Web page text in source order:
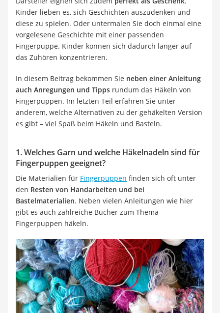
Kinder lieben es, sich Geschichten auszudenken und
diese zu spielen. Oder untermalen Sie doch einmal eine
vorgelesene Geschichte mit einer passenden
Fingerpuppe. Kinder können sich dadurch länger auf
das Zuhören konzentrieren.
In diesem Beitrag bekommen Sie neben einer Anleitung
auch Anregungen und Tipps rundum das Häkeln von
Fingerpuppen. Im letzten Teil erfahren Sie unter
anderem, welche Alternativen zu der gehäkelten Version
es gibt – viel Spaß beim Häkeln und Basteln.
1. Welches Garn und welche Häkelnadeln sind für
Fingerpuppen geeignet?
Die Materialien für Fingerpuppen finden sich oft unter
den Resten von Handarbeiten und bei
Bastelmaterialien. Neben vielen Anleitungen wie hier
gibt es auch zahlreiche Bücher zum Thema
Fingerpuppen häkeln.